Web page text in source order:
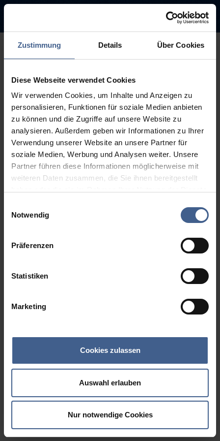
Zustimmung Details Über Cookies
Diese Webseite verwendet Cookies
Wir verwenden Cookies, um Inhalte und Anzeigen zu
personalisieren, Funktionen für soziale Medien anbieten
zu können und die Zugriffe auf unsere Website zu
analysieren. Außerdem geben wir Informationen zu Ihrer
Verwendung unserer Website an unsere Partner für
soziale Medien, Werbung und Analysen weiter. Unsere
Partner führen diese Informationen möglicherweise mit
weiteren Daten zusammen, die Sie ihnen bereitgestellt
Weitere Informationen finden Sie in unseren
Notwendig
Präferenzen
Statistiken
Marketing
Cookies zulassen
Auswahl erlauben
Nur notwendige Cookies
Entschuldigung diese Seite ist
leider nicht verfügbar
Der Link, dem Sie gefolgt sind, ist möglicherweise defekt oder die
Seite wurde entfernt.
Zurück zur Startseite Zur Suche